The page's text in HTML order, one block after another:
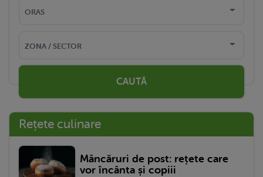
CAUTĂ
Rețete culinare
Mâncăruri de post: rețete care
vor încânta și copiii